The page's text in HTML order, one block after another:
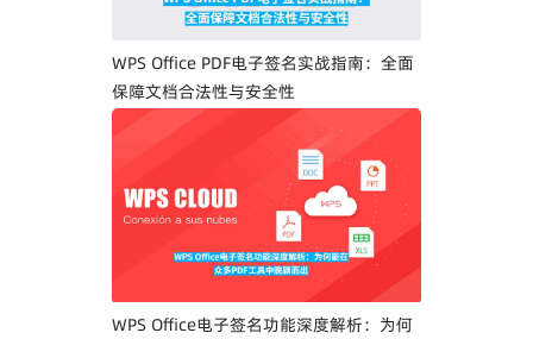
WPS Office PDF电子签名实战指南：全面
保障文档合法性与安全性
WPS Office电子签名功能深度解析：为何